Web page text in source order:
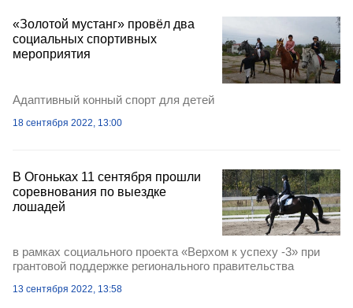
«Золотой мустанг» провёл два
социальных спортивных
мероприятия
Адаптивный конный спорт для детей
18 сентября 2022, 13:00
В Огоньках 11 сентября прошли
соревнования по выездке
лошадей
в рамках социального проекта «Верхом к успеху -3» при
грантовой поддержке регионального правительства
13 сентября 2022, 13:58